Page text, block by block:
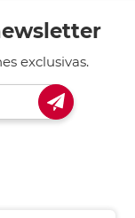
exclusivas.